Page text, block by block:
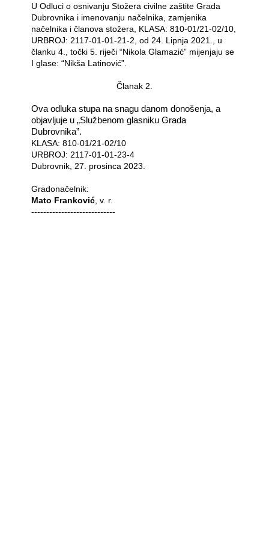
U Odluci o osnivanju Stožera civilne zaštite Grada
Dubrovnika i imenovanju načelnika, zamjenika
načelnika i članova stožera,
KLASA:810-01/21-02/10,
URBROJ: 2117-01-01-21-2, od 24. Lipnja 2021., u
članku 4., točki 5. riječi “Nikola Glamazić” mijenjaju se
I glase: “Nikša Latinović”.
Članak 2.
Ova odluka stupa na snagu danom donošenja, a
objavljuje u „Službenom glasniku Grada
Dubrovnika”.
KLASA:810-01/21-02/10
URBROJ: 2117-01-01-23-4
Dubrovnik, 27. prosinca 2023.
Gradonačelnik:
Mato Franković , v. r.
----------------------------